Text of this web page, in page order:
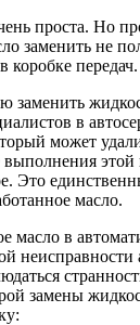
проста. Но
заменить не
коробке передач.
заменить
в
может
выполнения
Это
масло.
масло в
неисправности
замены